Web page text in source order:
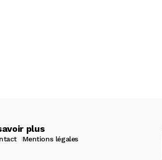
plus
Mentions légales